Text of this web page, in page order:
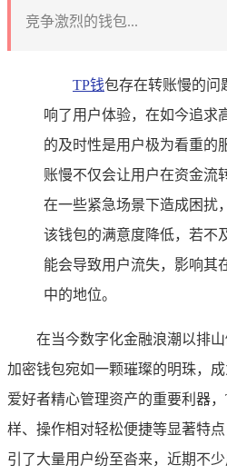
竞争激烈的钱包...
TP钱包存在转账慢的问
响了用户体验，在如今追求
的及时性是用户极为看重的
账慢不仅会让用户在资金流
在一些紧急场景下造成困扰
该钱包的满意度降低，若不
能会导致用户流失，影响其
中的地位。
在当今数字化金融浪潮以排
加密钱包宛如一颗璀璨的明珠，
爱好者精心管理资产的重要利器
样、操作相对轻松便捷等显著特
引了大量用户纷至沓来，近期不